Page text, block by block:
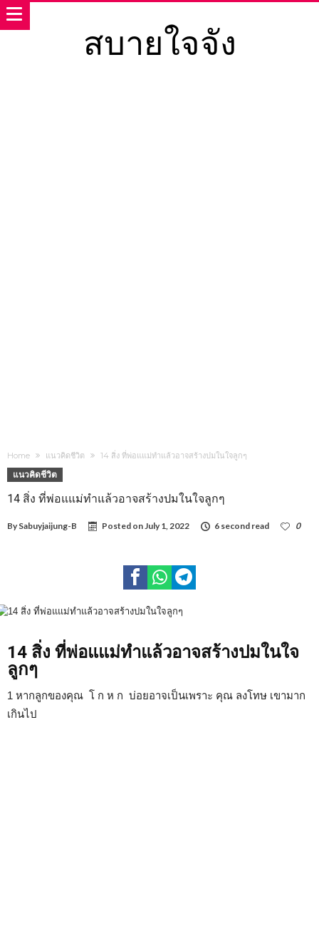
สบายใจจัง
Home แนวคิดชีวิต 14 สิ่ง ที่พ่อแแม่ทำแล้วอาจสร้างปมในใจลูกๆ
แนวคิดชีวิต
14 สิ่ง ที่พ่อแแม่ทำแล้วอาจสร้างปมในใจลูกๆ
By Sabuyjaijung-B Posted onJuly 1, 2022 6 second read
0
14 สิ่ง ที่พ่อแแม่ทำแล้วอาจสร้างปมในใจ
ลูกๆ
1 หากลูกของคุณ โ ก ห ก บ่อยอาจเป็นเพราะ คุณ ลงโทษ เขามาก
เกินไป